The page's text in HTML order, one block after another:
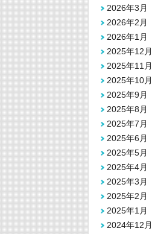
2026年3月
2026年2月
2026年1月
2025年12月
2025年11月
2025年10月
2025年9月
2025年8月
2025年7月
2025年6月
2025年5月
2025年4月
2025年3月
2025年2月
2025年1月
2024年12月